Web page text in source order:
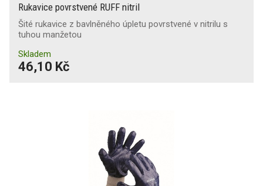
Rukavice povrstvené RUFF nitril
Šité rukavice z bavlněného úpletu povrstvené v nitrilu s
tuhou manžetou
Skladem
46,10 Kč